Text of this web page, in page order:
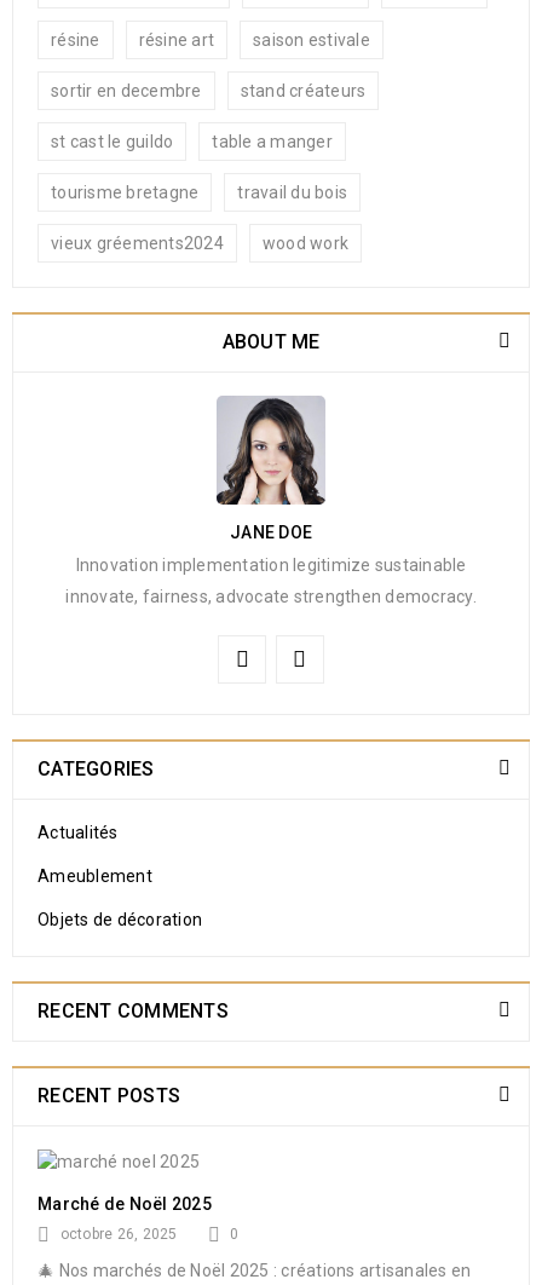
résine résine art saison estivale
sortir en decembre stand créateurs
st cast le guildo table a manger
tourisme bretagne travail du bois
vieux gréements2024 wood work
ABOUT ME
JANE DOE
Innovation implementation legitimize sustainable
innovate, fairness, advocate strengthen democracy.
CATEGORIES
Actualités
Ameublement
Objets de décoration
RECENT COMMENTS
RECENT POSTS
Marché de Noël 2025
octobre 26, 2025 0
🎄 Nos marchés de Noël 2025 : créations artisanales en